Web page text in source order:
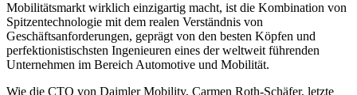
Mobilitätsmarkt wirklich einzigartig macht, ist die Kombination von
Spitzentechnologie mit dem realen Verständnis von
Geschäftsanforderungen, geprägt von den besten Köpfen und
perfektionistischsten Ingenieuren eines der weltweit führenden
Unternehmen im Bereich Automotive und Mobilität.
Wie die CTO von Daimler Mobility, Carmen Roth-Schäfer, letzte